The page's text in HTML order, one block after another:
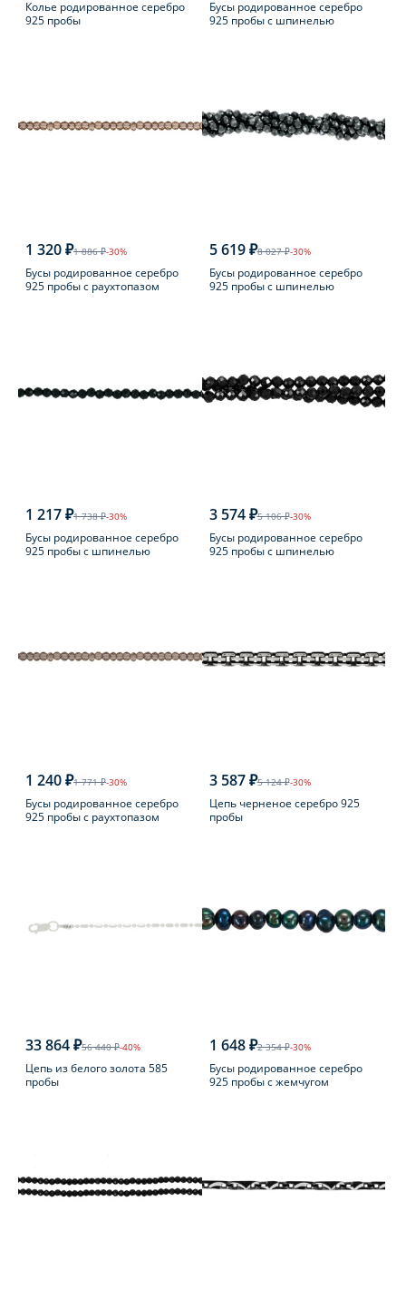
Колье родированное серебро
925 пробы
Бусы родированное серебро
925 пробы с шпинелью
1 320 ₽1 886 ₽-30%
Бусы родированное серебро
925 пробы с раухтопазом
5 619 ₽8 027 ₽-30%
Бусы родированное серебро
925 пробы с шпинелью
1 217 ₽1 738 ₽-30%
Бусы родированное серебро
925 пробы с шпинелью
3 574 ₽5 106 ₽-30%
Бусы родированное серебро
925 пробы с шпинелью
1 240 ₽1 771 ₽-30%
Бусы родированное серебро
925 пробы с раухтопазом
3 587 ₽5 124 ₽-30%
Цепь черненое серебро 925
пробы
33 864 ₽56 440 ₽-40%
Цепь из белого золота 585
пробы
1 648 ₽2 354 ₽-30%
Бусы родированное серебро
925 пробы с жемчугом